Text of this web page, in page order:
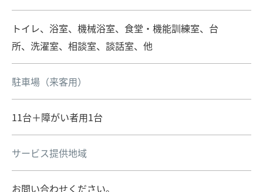
トイレ、浴室、機械浴室、食堂・機能訓練室、台
所、洗濯室、相談室、談話室、他
駐車場（来客用）
11台＋障がい者用1台
サービス提供地域
お問い合わせください。